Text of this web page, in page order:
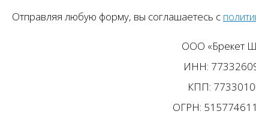
Отправляя любую форму, вы соглашаетесь с
ООО «Брекет
ИНН:
КПП:
ОГРН: